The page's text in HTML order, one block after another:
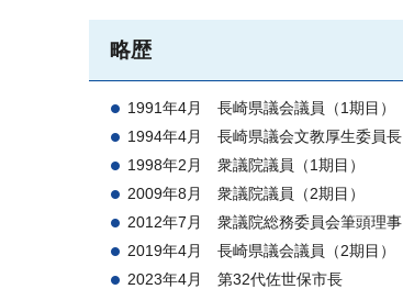
略歴
1991年4月 長崎県議会議員（1期目）
1994年4月
長崎県議会文教厚生委員長
1998年2月
衆議院議員（1期目）
2009年8月
衆議院議員（2期目）
2012年7月
衆議院総務委員会筆頭理事
2019年4月
長崎県議会議員（2期目）
2023年4月
第32代佐世保市長